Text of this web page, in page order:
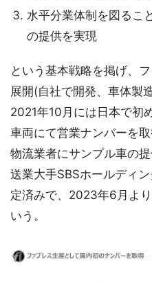
水平分業体制を図るこ
の提供を実現
という基本戦略を掲げ、
展開(自社で開発、車体製
2021年10月には日本で初
車両にて営業ナンバーを
物流業者にサンプル車の
送業大手SBSホールディ
定済みで、2023年6月よ
いう。